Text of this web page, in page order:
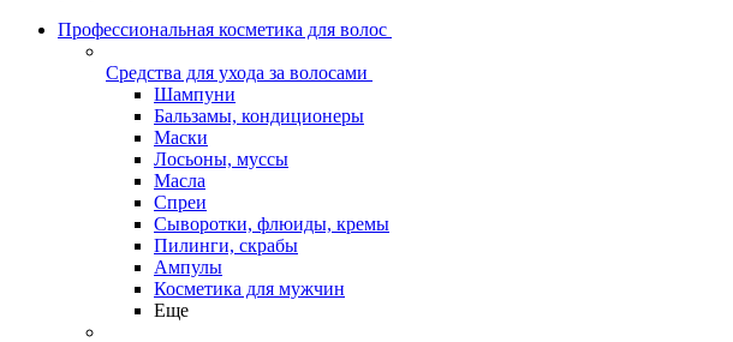
Профессиональная косметика для волос
Средства для ухода за волосами
Шампуни
Бальзамы, кондиционеры
Маски
Лосьоны, муссы
Масла
Спреи
Сыворотки, флюиды, кремы
Пилинги, скрабы
Ампулы
Косметика для мужчин
Еще